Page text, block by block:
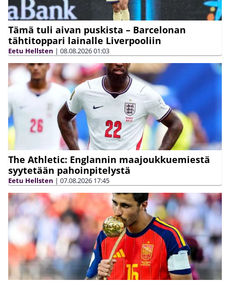
Tämä tuli aivan puskista – Barcelonan
tähtitoppari lainalle Liverpooliin
Eetu Hellsten | 08.08.202601:03
The Athletic: Englannin maajoukkuemiestä
syytetään pahoinpitelystä
Eetu Hellsten | 07.08.2026 17:45